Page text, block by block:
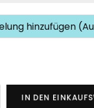
hinzufügen
IN DEN